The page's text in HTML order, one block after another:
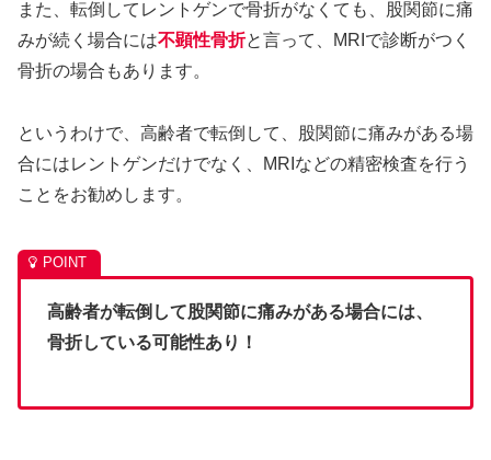
また、転倒してレントゲンで骨折がなくても、股関節に痛
みが続く場合には不顕性骨折と言って、MRIで診断がつく
骨折の場合もあります。
というわけで、高齢者で転倒して、股関節に痛みがある場
合にはレントゲンだけでなく、MRIなどの精密検査を行う
ことをお勧めします。
高齢者が転倒して股関節に痛みがある場合には、
骨折している可能性あり！